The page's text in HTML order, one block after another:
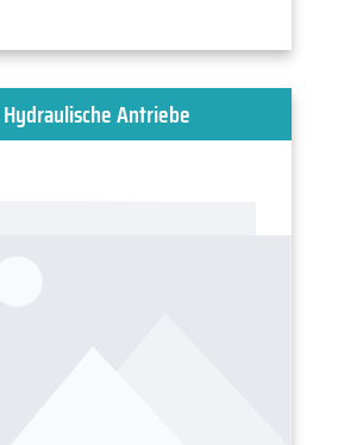
Hydraulische Antriebe